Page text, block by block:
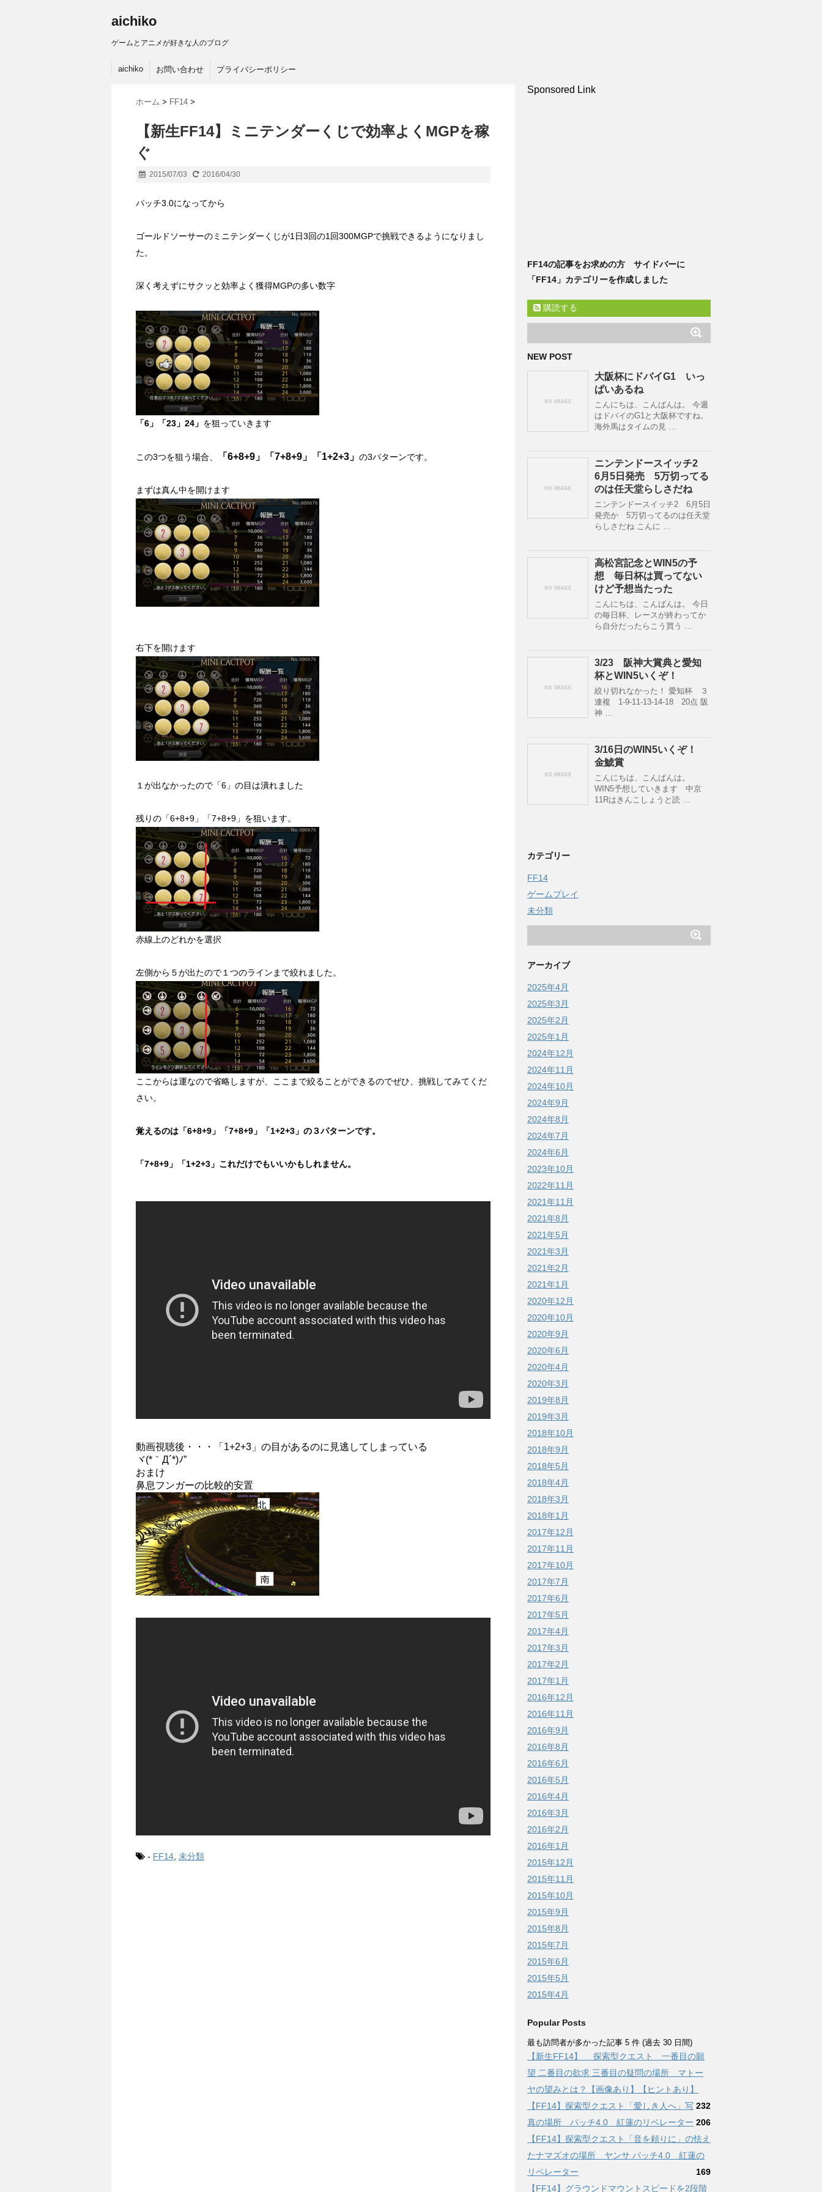
aichiko
ゲームとアニメが好きな人のブログ
aichiko お問い合わせ プライバシーポリシー
ホーム > FF14 >
【新生FF14】ミニテンダーくじで効率よくMGPを稼
ぐ
2015/07/03 2016/04/30
パッチ3.0になってから
ゴールドソーサーのミニテンダーくじが1日3回の1回300MGPで挑戦できるようになりまし
た。
深く考えずにサクッと効率よく獲得MGPの多い数字
「6」「23」24」 を狙っていきます
この3つを狙う場合、 「6+8+9」「7+8+9」「1+2+3」 の3パターンです。
まずは真ん中を開けます
右下を開けます
１が出なかったので「6」の目は潰れました
残りの「6+8+9」「7+8+9」を狙います。
赤線上のどれかを選択
左側から５が出たので１つのラインまで絞れました。
ここからは運なので省略しますが、ここまで絞ることができるのでぜひ、挑戦してみてくだ
さい。
覚えるのは「6+8+9」「7+8+9」「1+2+3」の３パターンです。
「7+8+9」「1+2+3」これだけでもいいかもしれません。
動画視聴後・・・「1+2+3」の目があるのに見逃してしまっている
ヾ(*｀Д´*)ﾉ”
おまけ
鼻息フンガーの比較的安置
- FF14 未分類
Sponsored Link
FF14の記事をお求めの方 サイドバーに
「FF14」カテゴリーを作成しました
購読する
NEW POST
大阪杯にドバイG1 いっ
ぱいあるね
こんにちは、こんばんは。 今週
はドバイのG1と大阪杯ですね。
海外馬はタイムの見 …
ニンテンドースイッチ2
6月5日発売 5万切ってる
のは任天堂らしさだね
ニンテンドースイッチ2 6月5日
発売か 5万切ってるのは任天堂
らしさだね こんに …
高松宮記念とWIN5の予
想 毎日杯は買ってない
けど予想当たった
こんにちは、こんばんは。 今日
の毎日杯、レースが終わってか
ら自分だったらこう買う …
3/23 阪神大賞典と愛知
杯とWIN5いくぞ！
絞り切れなかった！ 愛知杯 ３
連複 1-9-11-13-14-18 20点 阪
神 …
3/16日のWIN5いくぞ！
金鯱賞
こんにちは、こんばんは。
WIN5予想していきます 中京
11Rはきんこしょうと読 …
カテゴリー
FF14
ゲームプレイ
未分類
アーカイブ
2025年4月
2025年3月
2025年2月
2025年1月
2024年12月
2024年11月
2024年10月
2024年9月
2024年8月
2024年7月
2024年6月
2023年10月
2022年11月
2021年11月
2021年8月
2021年5月
2021年3月
2021年2月
2021年1月
2020年12月
2020年10月
2020年9月
2020年6月
2020年4月
2020年3月
2019年8月
2019年3月
2018年10月
2018年9月
2018年5月
2018年4月
2018年3月
2018年1月
2017年12月
2017年11月
2017年10月
2017年7月
2017年6月
2017年5月
2017年4月
2017年3月
2017年2月
2017年1月
2016年12月
2016年11月
2016年9月
2016年8月
2016年6月
2016年5月
2016年4月
2016年3月
2016年2月
2016年1月
2015年12月
2015年11月
2015年10月
2015年9月
2015年8月
2015年7月
2015年6月
2015年5月
2015年4月
Popular Posts
最も訪問者が多かった記事 5 件 (過去 30 日間)
【新生FF14】 探索型クエスト 一番目の願
望 二番目の欲求 三番目の疑問の場所 マトー
ヤの望みとは？【画像あり】【ヒントあり】
232
【FF14】探索型クエスト「愛しき人へ」写
真の場所 パッチ4.0 紅蓮のリベレーター 206
【FF14】探索型クエスト「音を頼りに」の怯え
たナマズオの場所 ヤンサ パッチ4.0 紅蓮の
リベレーター
169
【FF14】グラウンドマウントスピードを2段階